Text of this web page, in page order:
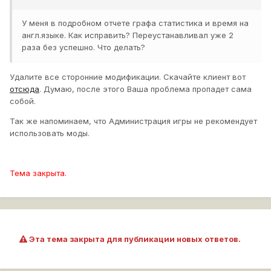
У меня в подробном отчете графа статистика и время на
англ.языке. Как исправить? Переустанавливал уже 2
раза без успешно. Что делать?
Удалите все сторонние модификации. Скачайте клиент вот
отсюда. Думаю, после этого Ваша проблема пропадет сама
собой.
Так же напоминаем, что Администрация игры не рекомендует
использовать моды.
Тема закрыта.
Эта тема закрыта для публикации новых ответов.